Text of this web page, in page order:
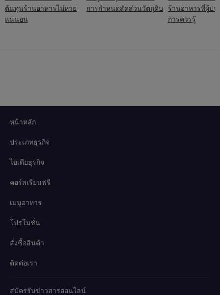
ต้นทุนร้านอาหารไม่หาย
แน่นอน
การกำหนดสัดส่วนวัตถุดิบ
ร้านอาหารที่ผู้ปร
การควรรู้
หน้าหลัก
ประเภทธุรกิจ
ไอเดียธุรกิจ
คอร์สเรียนฟรี
เมนูอาหาร
โปรโมชั่น
สั่งซื้อสินค้า
ติดต่อเรา
สมัครรับข่าวสารออนไลน์